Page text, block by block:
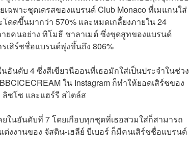
ฉพาะชุดเดรสของแบรนด์ Club Monaco ที่เมแกนใส่
ดดขึ้นมากว่า 570% และหมดเกลี้ยงภายใน 24
คนอย่าง ทิโมธี ชาลาเมต์ ซึ่งชุดสูทของแบรนด์
รเสิร์ชชื่อแบรนด์พุ่งขึ้นถึง 806%
นดับ 4 ซึ่งสีเขียวนีออนที่เธอมักใส่เป็นประจำในช่วง
ใน Instagram ก็ทำให้ยอดเสิร์ชของ
ซโซ และแฮร์รี สไตล์ส
ในอันดับที่ 7 โดยเกือบทุกชุดที่เธอสวมใส่ก็สามารถ
งงานของ จัสติน-เฮลีย์ บีเบอร์ ก็มีคนเสิร์ชชื่อแบรนด์